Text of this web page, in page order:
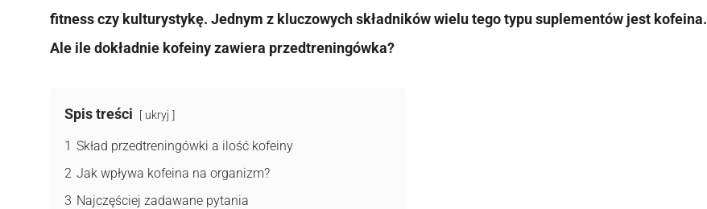
fitness czy kulturystykę. Jednym z kluczowych składników wielu tego typu suplementów jest kofeina.
Ale ile dokładnie kofeiny zawiera przedtreningówka?
Spis treści ukryj
1 Skład przedtreningówki a ilość kofeiny
2 Jak wpływa kofeina na organizm?
3 Najczęściej zadawane pytania